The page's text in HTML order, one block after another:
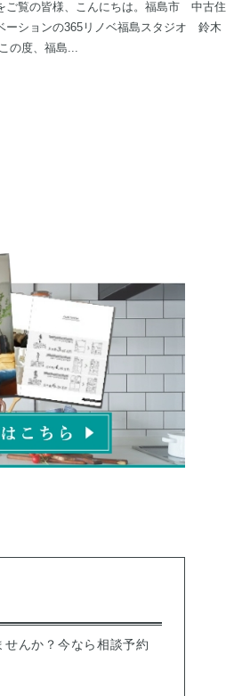
ご覧の皆様、こんにちは。福島市 中古住
ーションの365リノベ福島スタジオ 鈴木
の度、福島...
んか？今なら相談予約